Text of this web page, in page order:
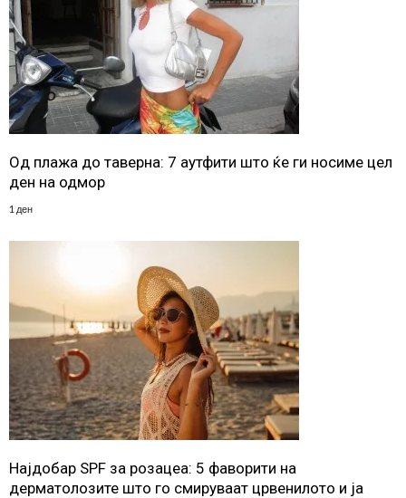
Од плажа до таверна: 7 аутфити што ќе ги носиме цел
ден на одмор
1 ден
Најдобар SPF за розацеа: 5 фаворити на
дерматолозите што го смируваат црвенилото и ја